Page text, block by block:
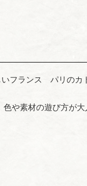
フランス パリのカ
や素材の遊び方が